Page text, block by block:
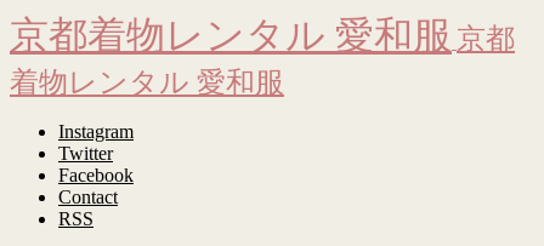
京都着物レンタル 愛和服 京都
着物レンタル 愛和服
Instagram
Twitter
Facebook
Contact
RSS